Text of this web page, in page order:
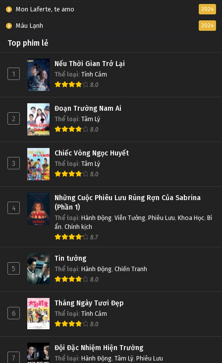
Mon Laferte, te amo 2024
Máu Lạnh 2024
Top phim lẻ
1
Nếu Thời Gian Trở Lại
Thể loại: Tình Cảm
8.0
2
Đoạn Trường Nam Ai
Thể loại: Tâm Lý
8.0
3
Chiếc Vòng Ngọc Huyết
Thể loại: Tâm Lý
8.0
4
Những Cuộc Phiêu Lưu Rùng Rợn Của Sabrina
(Phần 1)
Thể loại: Hành Động, Viễn Tưởng, Phiêu Lưu, Khoa Học, Bí
ẩn, Chính kịch
8.7
5
Tin tưởng
Thể loại: Hành Động, Chiến Tranh
8.0
6
Tháng Ngày Tươi Đẹp
Thể loại: Tình Cảm
8.0
7
Đội Đặc Nhiệm Hiện Trường
Thể loại: Hành Động, Tâm Lý, Phiêu Lưu